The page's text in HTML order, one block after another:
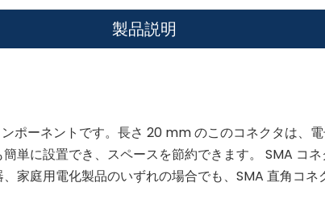
製品説明
ポーネントです。長さ 20 mm のこのコネクタは、
単に設置でき、スペースを節約できます。 SMA コ
家庭用電化製品のいずれの場合でも、SMA 直角コ